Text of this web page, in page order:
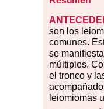
son los
comunes.
se
múltiples.
el tronco y
leiomiomas